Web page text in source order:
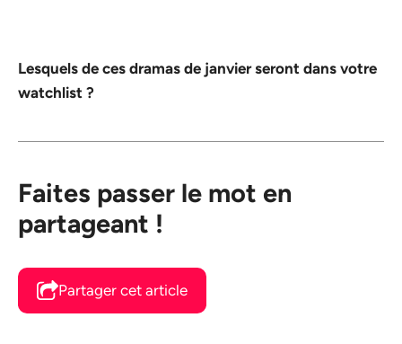
Lesquels de ces dramas de janvier seront dans votre
watchlist ?
Faites passer le mot en
partageant !
Partager cet article